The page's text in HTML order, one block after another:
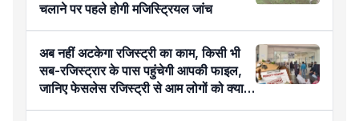
चलाने पर पहले होगी मजिस्ट्रियल जांच
अब नहीं अटकेगा रजिस्ट्री का काम, किसी भी
सब-रजिस्ट्रार के पास पहुंचेगी आपकी फाइल,
जानिए फेसलेस रजिस्ट्री से आम लोगों को क्या
होगा फायदा?